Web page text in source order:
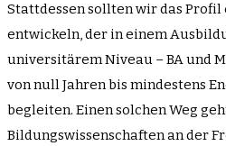
Stattdessen sollten wir das Profil
entwickeln, der in einem
universitärem Niveau – BA und
von null Jahren bis mindestens
begleiten. Einen solchen Weg
Bildungswissenschaften an der